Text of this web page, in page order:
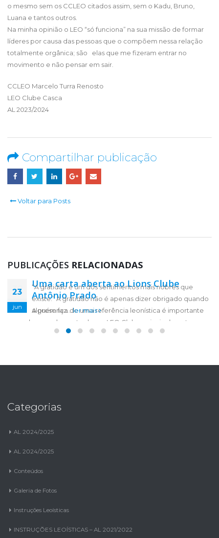
o mesmo sem os CCLEO citados assim, sem o Kadu, Bruno,
Luana e tantos outros.
Na minha opinião o LEO “só funciona” na sua missão de formar
líderes por causa das pessoas que o compõem nessa relação
totalmente orgânica; são elas que me fizeram entrar no
movimento e não pensar em sair.
CCLEO Marcelo Turra Renosto
LEO Clube Casca
AL 2023/2024
Compartilhar publicação
Voltar para Posts
PUBLICAÇÕES RELACIONADAS
23
jun
“A gratidão é um dos sentimentos mais nobres que
existe.” A gratidão não é apenas dizer obrigado quando
alguém faz...ler mais
30
maio
Uma carta aberta ao Lions Clube
Antônio Prado
A presença de uma referência leonística é importante
para o bom andamento de um LEO Clube, principalmente na
ler mais
Categorias
AL 2024/2025
AL 2024/2025
Conteúdos
Galeria de Fotos
Instruções Leoísticas